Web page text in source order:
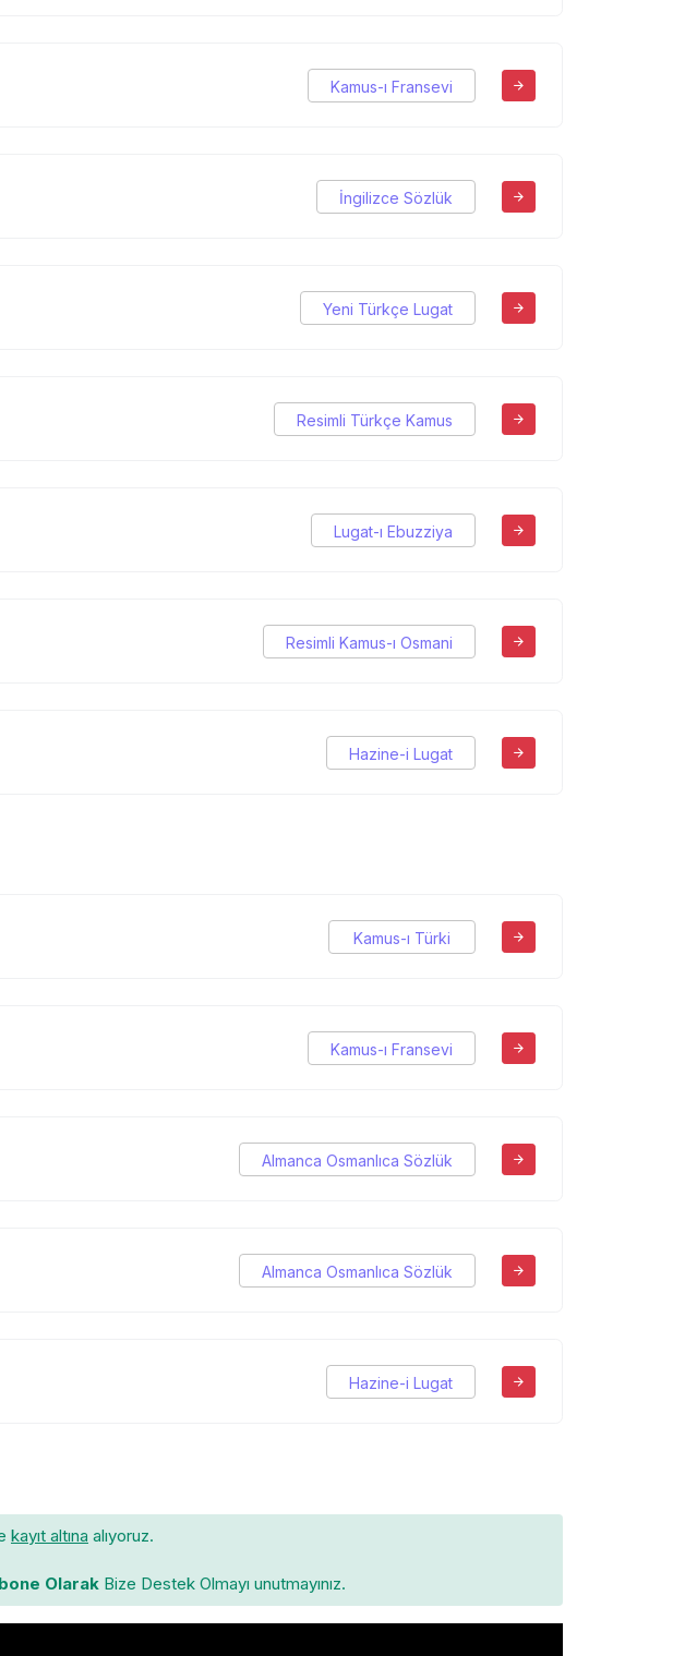
Kamus-ı Fransevi
İngilizce Sözlük
Yeni Türkçe Lugat
Resimli Türkçe Kamus
Lugat-ı Ebuzziya
Resimli Kamus-ı Osmani
Hazine-i Lugat
Kamus-ı Türki
Kamus-ı Fransevi
Almanca Osmanlıca Sözlük
Almanca Osmanlıca Sözlük
Hazine-i Lugat
kayıt altına alıyoruz.
Olarak Bize Destek Olmayı unutmayınız.